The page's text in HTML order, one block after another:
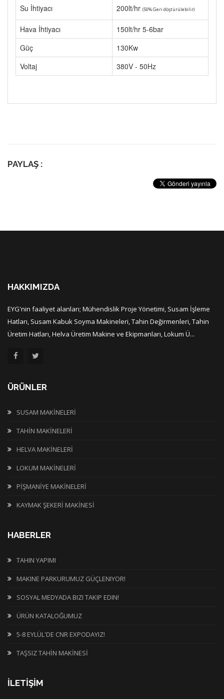
Su İhtiyacı 200lt/hr (50% Geri döştürülebilir)
Hava İhtiyacı
150lt/hr 5-6bar
Güç
130Kw
Voltaj
380V - 50Hz
PAYLAŞ :
HAKKIMIZDA
EYG'nin faaliyet alanları; Mühendislik Proje Yönetimi, Susam İşleme
Hatları, Susam Kabuk Soyma Makineleri, Tahin Değirmenleri, Tahin
Üretim Hatları, Helva Üretim Makine ve Ekipmanları, Lokum Ü...
ÜRÜNLER
SUSAM MAKİNELERİ
TAHİN MAKİNELERİ
HELVA MAKİNELERİ
LOKUM MAKİNELERİ
PİŞMANİYE MAKİNELERİ
KAYMAK ŞEKERİ MAKİNESİ
HABERLER
TAHIN YAPIMI
MAKINE PARKURUMUZ GÜÇLENIYOR!
SOSYAL MEDYADA BIZI TAKIP EDIN!
ÜRÜN KATALOĞUMUZ
5-8 EYLÜL'DE CNR EXPODAYIZ!
TAŞSIZ TAHİN MAKİNESİ
İLETİŞİM